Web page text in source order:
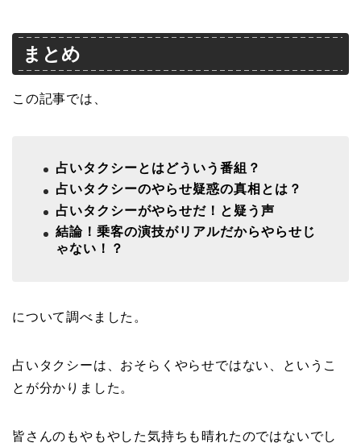
まとめ
この記事では、
占いタクシーとはどういう番組？
占いタクシーのやらせ疑惑の真相とは？
占いタクシーがやらせだ！と疑う声
結論！乗客の演技がリアルだからやらせじ
ゃない！？
について調べました。
占いタクシーは、おそらくやらせではない、というこ
とが分かりました。
皆さんのもやもやした気持ちも晴れたのではないでし